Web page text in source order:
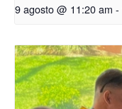
9 agosto @ 11:20 am -